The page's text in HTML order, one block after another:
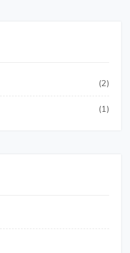
(2)
(1)